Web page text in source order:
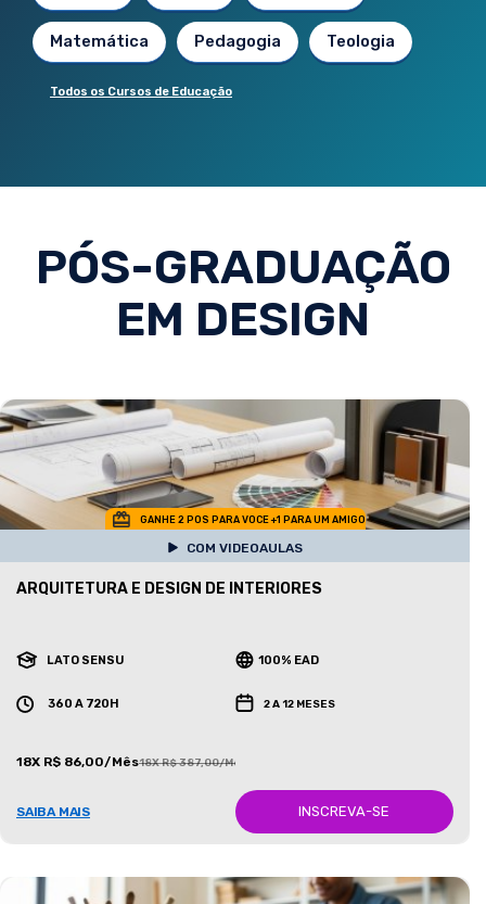
Matemática Pedagogia Teologia
Todos os Cursos de Educação
PÓS-GRADUAÇÃO
EM DESIGN
GANHE 2 POS PARA VOCE +1 PARA UM AMIGO
COM VIDEOAULAS
ARQUITETURA E DESIGN DE INTERIORES
LATO SENSU 100% EAD
360 A 720H 2 A 12 MESES
18X R$ 86,00/Mês18X R$ 387,00/Mês
SAIBA MAIS INSCREVA-SE